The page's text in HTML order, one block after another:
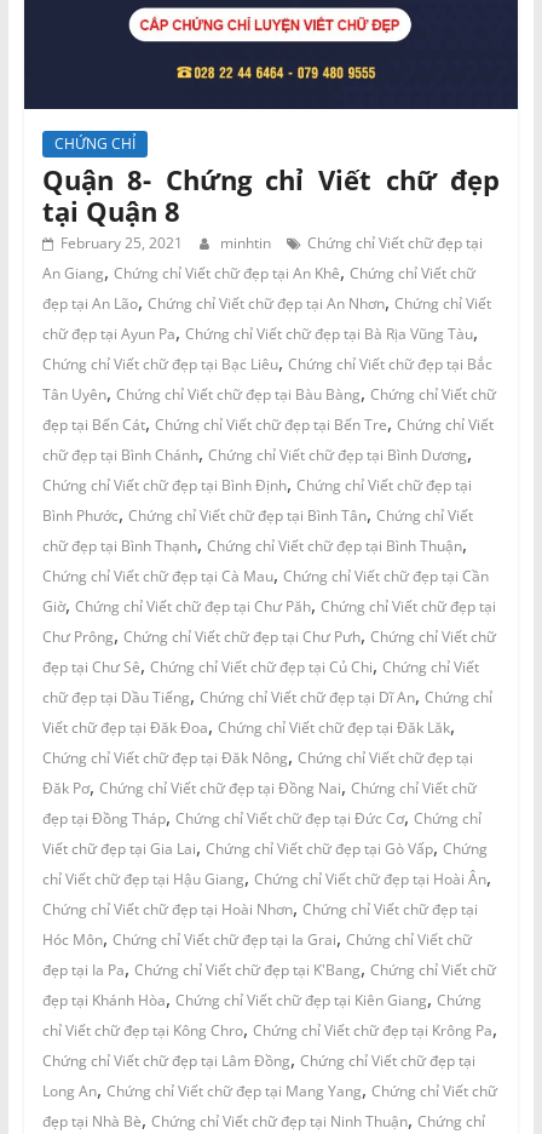
CHỨNG CHỈ
Quận 8- Chứng chỉ Viết chữ đẹp
tại Quận 8
February 25, 2021 minhtin
Chứng chỉ Viết chữ đẹp tại
An Giang, Chứng chỉ Viết chữ đẹp tại An Khê, Chứng chỉ Viết chữ
đẹp tại An Lão, Chứng chỉ Viết chữ đẹp tại An Nhơn, Chứng chỉ Viết
chữ đẹp tại Ayun Pa, Chứng chỉ Viết chữ đẹp tại Bà Rịa Vũng Tàu,
Chứng chỉ Viết chữ đẹp tại Bạc Liêu, Chứng chỉ Viết chữ đẹp tại Bắc
Tân Uyên, Chứng chỉ Viết chữ đẹp tại Bàu Bàng, Chứng chỉ Viết chữ
đẹp tại Bến Cát, Chứng chỉ Viết chữ đẹp tại Bến Tre, Chứng chỉ Viết
chữ đẹp tại Bình Chánh, Chứng chỉ Viết chữ đẹp tại Bình Dương,
Chứng chỉ Viết chữ đẹp tại Bình Định, Chứng chỉ Viết chữ đẹp tại
Bình Phước, Chứng chỉ Viết chữ đẹp tại Bình Tân, Chứng chỉ Viết
chữ đẹp tại Bình Thạnh, Chứng chỉ Viết chữ đẹp tại Bình Thuận,
Chứng chỉ Viết chữ đẹp tại Cà Mau, Chứng chỉ Viết chữ đẹp tại Cần
Giờ, Chứng chỉ Viết chữ đẹp tại Chư Păh, Chứng chỉ Viết chữ đẹp tại
Chư Prông, Chứng chỉ Viết chữ đẹp tại Chư Pưh, Chứng chỉ Viết chữ
đẹp tại Chư Sê, Chứng chỉ Viết chữ đẹp tại Củ Chi, Chứng chỉ Viết
chữ đẹp tại Dầu Tiếng, Chứng chỉ Viết chữ đẹp tại Dĩ An, Chứng chỉ
Viết chữ đẹp tại Đăk Đoa, Chứng chỉ Viết chữ đẹp tại Đăk Lăk,
Chứng chỉ Viết chữ đẹp tại Đăk Nông, Chứng chỉ Viết chữ đẹp tại
Đăk Pơ, Chứng chỉ Viết chữ đẹp tại Đồng Nai, Chứng chỉ Viết chữ
đẹp tại Đồng Tháp, Chứng chỉ Viết chữ đẹp tại Đức Cơ, Chứng chỉ
Viết chữ đẹp tại Gia Lai, Chứng chỉ Viết chữ đẹp tại Gò Vấp, Chứng
chỉ Viết chữ đẹp tại Hậu Giang, Chứng chỉ Viết chữ đẹp tại Hoài Ân,
Chứng chỉ Viết chữ đẹp tại Hoài Nhơn, Chứng chỉ Viết chữ đẹp tại
Hóc Môn, Chứng chỉ Viết chữ đẹp tại Ia Grai, Chứng chỉ Viết chữ
đẹp tại Ia Pa, Chứng chỉ Viết chữ đẹp tại K'Bang, Chứng chỉ Viết chữ
đẹp tại Khánh Hòa, Chứng chỉ Viết chữ đẹp tại Kiên Giang, Chứng
chỉ Viết chữ đẹp tại Kông Chro, Chứng chỉ Viết chữ đẹp tại Krông Pa,
Chứng chỉ Viết chữ đẹp tại Lâm Đồng, Chứng chỉ Viết chữ đẹp tại
Long An, Chứng chỉ Viết chữ đẹp tại Mang Yang, Chứng chỉ Viết chữ
đẹp tại Nhà Bè, Chứng chỉ Viết chữ đẹp tại Ninh Thuận, Chứng chỉ